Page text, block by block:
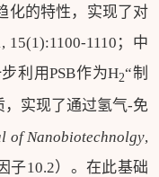
化的特性，实现了对
15(1):1100-1110；中
利用PSB作为H2“制
，实现了通过氢气-免
of Nanobiotechnolgy,
子10.2）。在此基础